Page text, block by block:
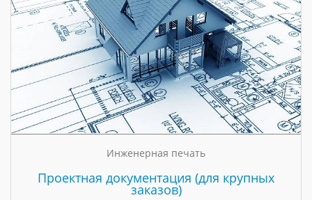
Инженерная печать
Проектная документация (для крупных
заказов)